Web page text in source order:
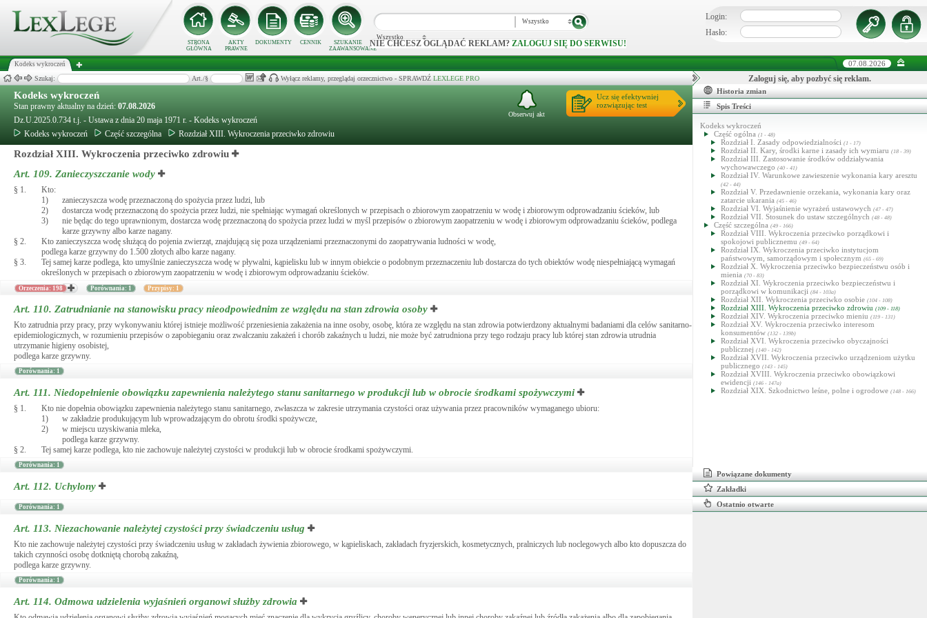
STRONA
GŁÓWNA
AKTY
PRAWNE
DOKUMENTY CENNIK
SZUKANIE
ZAAWANSOWANE
Wszystko
Wszystko
NIE CHCESZ OGLĄDAĆ REKLAM? ZALOGUJ SIĘ DO SERWISU!
Login:
Hasło:
Kodeks wykroczeń 07.08.2026
Szukaj: Art./§ Wyłącz reklamy, przeglądaj orzecznictwo - SPRAWDŹ LEXLEGE PRO
Kodeks wykroczeń
Stan prawny aktualny na dzień: 07.08.2026
Dz.U.2025.0.734 t.j. - Ustawa z dnia 20 maja 1971 r. - Kodeks wykroczeń
Kodeks wykroczeń
Część szczególna Rozdział XIII. Wykroczenia przeciwko zdrowiu
Ucz się efektywniej
rozwiązując test
Obserwuj akt
Rozdział XIII. Wykroczenia przeciwko zdrowiu
Art. 109. Zanieczyszczanie wody
§ 1.
Kto:
1)
zanieczyszcza wodę przeznaczoną do spożycia przez ludzi, lub
2)
dostarcza wodę przeznaczoną do spożycia przez ludzi, nie spełniając wymagań określonych w przepisach o zbiorowym zaopatrzeniu w wodę i zbiorowym odprowadzaniu ścieków, lub
3)
nie będąc do tego uprawnionym, dostarcza wodę przeznaczoną do spożycia przez ludzi w myśl przepisów o zbiorowym zaopatrzeniu w wodę i zbiorowym odprowadzaniu ścieków, podlega
karze grzywny albo karze nagany.
§ 2.
Kto zanieczyszcza wodę służącą do pojenia zwierząt, znajdującą się poza urządzeniami przeznaczonymi do zaopatrywania ludności w wodę,
podlega karze grzywny do 1.500 złotych albo karze nagany.
§ 3.
Tej samej karze podlega, kto umyślnie zanieczyszcza wodę w pływalni, kąpielisku lub w innym obiekcie o podobnym przeznaczeniu lub dostarcza do tych obiektów wodę niespełniającą wymagań
określonych w przepisach o zbiorowym zaopatrzeniu w wodę i zbiorowym odprowadzaniu ścieków.
Orzeczenia: 198 Porównania: 1 Przypisy: 1
Art. 110. Zatrudnianie na stanowisku pracy nieodpowiednim ze względu na stan zdrowia osoby
Kto zatrudnia przy pracy, przy wykonywaniu której istnieje możliwość przeniesienia zakażenia na inne osoby, osobę, która ze względu na stan zdrowia potwierdzony aktualnymi badaniami dla celów sanitarno-
epidemiologicznych, w rozumieniu przepisów o zapobieganiu oraz zwalczaniu zakażeń i chorób zakaźnych u ludzi, nie może być zatrudniona przy tego rodzaju pracy lub której stan zdrowia utrudnia
utrzymanie higieny osobistej,
podlega karze grzywny.
Porównania: 1
Art. 111. Niedopełnienie obowiązku zapewnienia należytego stanu sanitarnego w produkcji lub w obrocie środkami spożywczymi
§ 1.
Kto nie dopełnia obowiązku zapewnienia należytego stanu sanitarnego, zwłaszcza w zakresie utrzymania czystości oraz używania przez pracowników wymaganego ubioru:
1)
w zakładzie produkującym lub wprowadzającym do obrotu środki spożywcze,
2)
w miejscu uzyskiwania mleka,
podlega karze grzywny.
§ 2.
Tej samej karze podlega, kto nie zachowuje należytej czystości w produkcji lub w obrocie środkami spożywczymi.
Porównania: 1
Art. 112. Uchylony
Porównania: 1
Art. 113. Niezachowanie należytej czystości przy świadczeniu usług
Kto nie zachowuje należytej czystości przy świadczeniu usług w zakładach żywienia zbiorowego, w kąpieliskach, zakładach fryzjerskich, kosmetycznych, pralniczych lub noclegowych albo kto dopuszcza do
takich czynności osobę dotkniętą chorobą zakaźną,
podlega karze grzywny.
Porównania: 1
Art. 114. Odmowa udzielenia wyjaśnień organowi służby zdrowia
Zaloguj się, aby pozbyć się reklam.
Historia zmian
Spis Treści
Kodeks wykroczeń
Część ogólna (1 - 48)
Rozdział I. Zasady odpowiedzialności (1 - 17)
Rozdział II. Kary, środki karne i zasady ich wymiaru (18 - 39)
Rozdział III. Zastosowanie środków oddziaływania
wychowawczego (40 - 41)
Rozdział IV. Warunkowe zawieszenie wykonania kary aresztu
(42 - 44)
Rozdział V. Przedawnienie orzekania, wykonania kary oraz
zatarcie ukarania (45 - 46)
Rozdział VI. Wyjaśnienie wyrażeń ustawowych (47 - 47)
Rozdział VII. Stosunek do ustaw szczególnych (48 - 48)
Część szczególna (49 - 166)
Rozdział VIII. Wykroczenia przeciwko porządkowi i
spokojowi publicznemu (49 - 64)
Rozdział IX. Wykroczenia przeciwko instytucjom
państwowym, samorządowym i społecznym (65 - 69)
Rozdział X. Wykroczenia przeciwko bezpieczeństwu osób i
mienia (70 - 83)
Rozdział XI. Wykroczenia przeciwko bezpieczeństwu i
porządkowi w komunikacji (84 - 103a)
Rozdział XII. Wykroczenia przeciwko osobie (104 - 108)
Rozdział XIII. Wykroczenia przeciwko zdrowiu (109 - 118)
Rozdział XIV. Wykroczenia przeciwko mieniu (119 - 131)
Rozdział XV. Wykroczenia przeciwko interesom
konsumentów (132 - 139b)
Rozdział XVI. Wykroczenia przeciwko obyczajności
publicznej (140 - 142)
Rozdział XVII. Wykroczenia przeciwko urządzeniom użytku
publicznego (143 - 145)
Rozdział XVIII. Wykroczenia przeciwko obowiązkowi
ewidencji (146 - 147a)
Rozdział XIX. Szkodnictwo leśne, polne i ogrodowe (148 - 166)
Powiązane dokumenty
Zakładki
Ostatnio otwarte